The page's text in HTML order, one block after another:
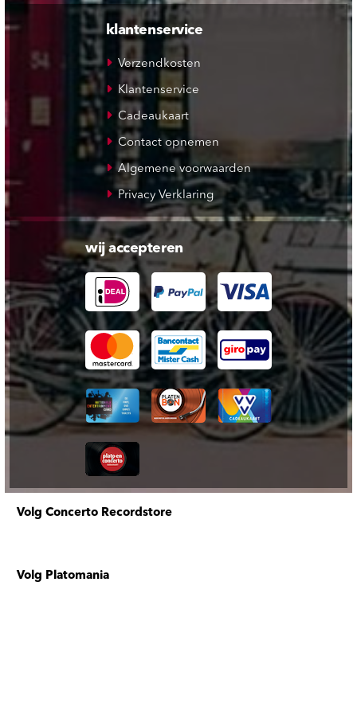
klantenservice
Verzendkosten
Klantenservice
Cadeaukaart
Contact opnemen
Algemene voorwaarden
Privacy Verklaring
wij accepteren
Volg Concerto Recordstore
Volg Platomania